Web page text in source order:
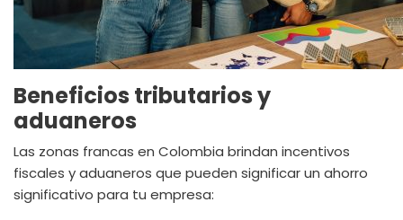
Beneficios tributarios y
aduaneros
Las zonas francas en Colombia brindan incentivos
fiscales y aduaneros que pueden significar un ahorro
significativo para tu empresa: